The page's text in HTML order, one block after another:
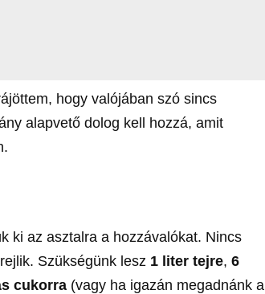
hogy valójában szó sincs
alapvető dolog kell hozzá, amit
ki az asztalra a hozzávalókat. Nincs
Szükségünk lesz 1 liter tejre,6
cukorra (vagy ha igazán megadnánk a